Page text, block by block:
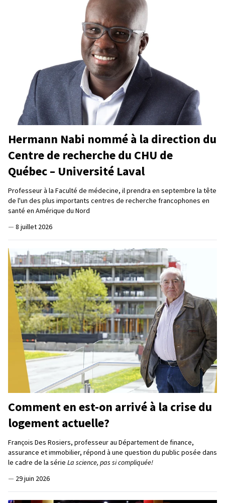
Hermann Nabi nommé à la direction du
Centre de recherche du CHU de
Québec – Université Laval
Professeur à la Faculté de médecine, il prendra en septembre la tête
de l'un des plus importants centres de recherche francophones en
santé en Amérique du Nord
— 8 juillet 2026
Comment en est-on arrivé à la crise du
logement actuelle?
François Des Rosiers, professeur au Département de finance,
assurance et immobilier, répond à une question du public posée dans
le cadre de la série La science, pas si compliquée!
— 29 juin 2026